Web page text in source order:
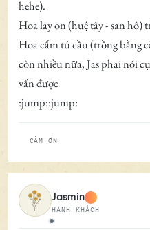
hehe).
Hoa lay on (huệ tây - san hô)
Hoa cẩm tú cầu (trồng bằng
còn nhiều nữa, Jas phai nói
vấn được
:jump::jump:
CẢM ƠN
Ngoại tuyến
Jasmin
HÀNH KHÁCH